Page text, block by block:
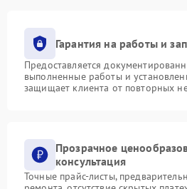
Гарантия на работы и
Предоставляется
выполненные работы и
защищает клиента от повторных
Прозрачное
консультация
Точные прайс-листы,